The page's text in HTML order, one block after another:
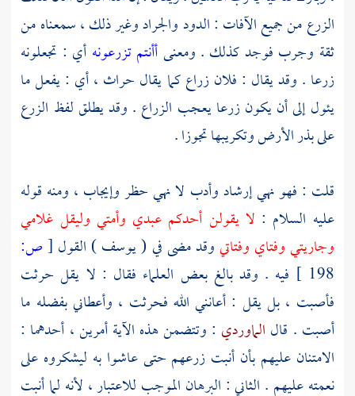
الزرع من جميع الآفات : الدود والجراد وغير ذلك ، سمعناه من
ثقة وجرب فوجد كذلك . ومعنىأأنتم تزرعونه أي : تجعلونه
زرعا . وقد يقال : فلان زراع كما يقال حراث ، أي : يفعل ما
يئول إلى أن يكون زرعا يعجب الزراع . وقد يطلق لفظ الزرع
على بذر الأرض وتكريبها تجوزا .
قلت : فهو نهي إرشاد وأدب لا نهي حظر وإيجاب ، ومنه قوله
عليه السلام : لا يقولن أحدكم عبدي وأمتي وليقل غلامي
وجاريتي وفتاي وفتاتيوقد مضى في ( يوسف ) القول [ص:
198 ]
فيه . وقد بالغ بعض العلماء فقال : لا يقل حرثت
فأصبت ، بل يقل : أعانني الله فحرثت ، وأعطاني بفضله ما
أصبت . قال الماوردي : وتتضمن هذه الآية أمرين ، أحدهما :
الامتنان عليهم بأن أنبت زرعهم حتى عاشوا به ليشكروه على
نعمته عليهم . الثاني : البرهان الموجب للاعتبار ، لأنه لما أنبت